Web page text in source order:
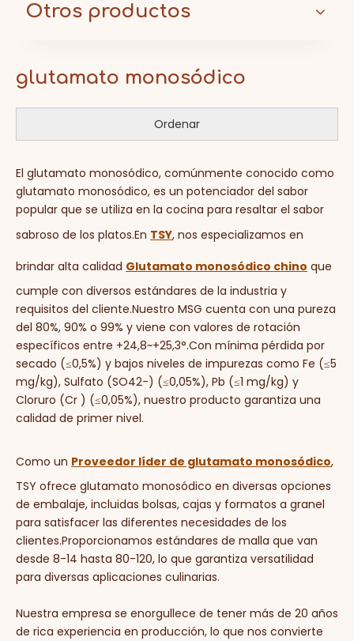
Otros productos
glutamato monosódico
Ordenar
El glutamato monosódico, comúnmente conocido como
glutamato monosódico, es un potenciador del sabor
popular que se utiliza en la cocina para resaltar el sabor
sabroso de los platos.En TSY, nos especializamos en
brindar alta calidad Glutamato monosódico chino que
cumple con diversos estándares de la industria y
requisitos del cliente.Nuestro MSG cuenta con una pureza
del 80%, 90% o 99% y viene con valores de rotación
específicos entre +24,8~+25,3°.Con mínima pérdida por
secado (≤0,5%) y bajos niveles de impurezas como Fe (≤5
mg/kg), Sulfato (SO42-) (≤0,05%), Pb (≤1 mg/kg) y
Cloruro (Cr ) (≤0,05%), nuestro producto garantiza una
calidad de primer nivel.
Como un Proveedor líder de glutamato monosódico,
TSY ofrece glutamato monosódico en diversas opciones
de embalaje, incluidas bolsas, cajas y formatos a granel
para satisfacer las diferentes necesidades de los
clientes.Proporcionamos estándares de malla que van
desde 8-14 hasta 80-120, lo que garantiza versatilidad
para diversas aplicaciones culinarias.
Nuestra empresa se enorgullece de tener más de 20 años
de rica experiencia en producción, lo que nos convierte